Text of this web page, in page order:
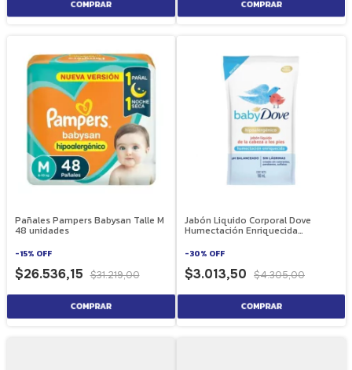
Pañales Pampers Babysan Talle M
48 unidades
-15% OFF
$26.536,15 $31.219,00
Jabón Liquido Corporal Dove
Humectación Enriquecida
-30% OFF
$3.013,50 $4.305,00